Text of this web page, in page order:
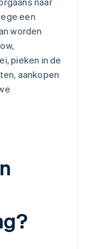
een
worden
pieken in de
aankopen